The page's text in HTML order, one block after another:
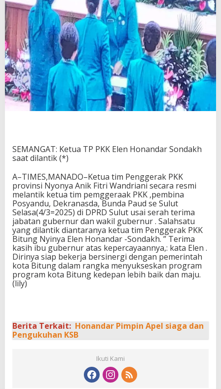
SEMANGAT: Ketua TP PKK Elen Honandar Sondakh
saat dilantik (*)
A–TIMES,MANADO–Ketua tim Penggerak PKK
provinsi Nyonya Anik Fitri Wandriani secara resmi
melantik ketua tim pemggeraak PKK ,pembina
Posyandu, Dekranasda, Bunda Paud se Sulut
Selasa(4/3=2025) di DPRD Sulut usai serah terima
jabatan gubernur dan wakil gubernur . Salahsatu
yang dilantik diantaranya ketua tim Penggerak PKK
Bitung Nyinya Elen Honandar -Sondakh. ” Terima
kasih ibu gubernur atas kepercayaannya,: kata Elen .
Dirinya siap bekerja bersinergi dengan pemerintah
kota Bitung dalam rangka menyukseskan program
program kota Bitung kedepan lebih baik dan maju.
(lily)
Berita Terkait: Honandar Pimpin Apel siaga dan
Pengukuhan KSB
Ikuti Kami